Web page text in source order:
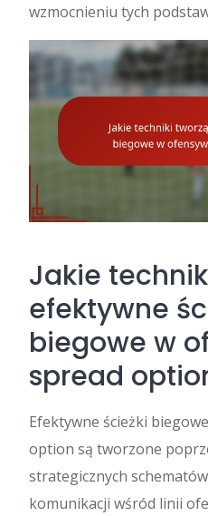
wzmocnieniu tych
Jakie
efektywne
biegowe w
spread
Efektywne ścieżki
option są tworzone
strategicznych
komunikacji wśród linii